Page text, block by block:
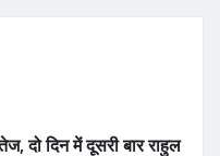
दो दिन में दूसरी बार राहुल